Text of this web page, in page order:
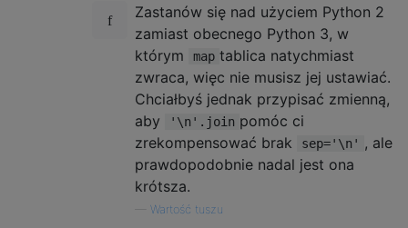
Zastanów się nad użyciem Python 2
zamiast obecnego Python 3, w
którym
map tablica natychmiast
zwraca, więc nie musisz jej ustawiać.
Chciałbyś jednak przypisać zmienną,
aby
'\n'.join pomóc ci
zrekompensować brak
sep='\n' , ale
prawdopodobnie nadal jest ona
krótsza.
Wartość tuszu